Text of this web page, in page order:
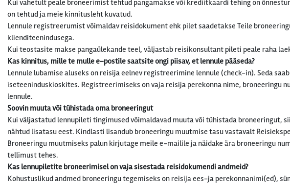
Kui vahetult peale broneerimist tehtud pangamakse või krediitkaardi tehing on
on tehtud ja meie kinnitusleht kuvatud.
Lennule registreerumist võimaldav reisidokument ehk pilet saadetakse Teile
klienditeenindusega.
Kui teostasite makse pangaülekande teel, väljastab reisikonsultant pileti peale raha
Kas kinnitus, mille te mulle e-postile saatsite ongi piisav, et lennule pääseda?
Lennule lubamise aluseks on reisija eelnev registreerimine lennule (check-in). Seda
iseteeninduskioskites. Registreerimiseks on vaja reisija perekonna nime,
lennule.
Soovin muuta või tühistada oma broneeringut
Kui väljastatud lennupileti tingimused võimaldavad muuta või tühistada broneeringut,
nähtud lisatasu eest. Kindlasti lisandub broneeringu muutmise tasu vastavalt
Broneeringu muutmiseks palun kirjutage meile e-mailile ja näidake ära broneeringu
tellimust tehes.
Kas lennupiletite broneerimisel on vaja sisestada reisidokumendi andmeid?
Kohustuslikud andmed broneeringu tegemiseks on reisija ees-ja perekonnanimi(ed),